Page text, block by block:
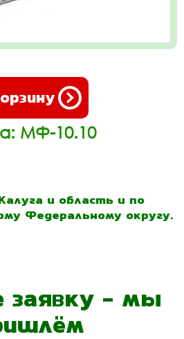
МФ-10.10
и область и по
Федеральному округу.
заявку - мы